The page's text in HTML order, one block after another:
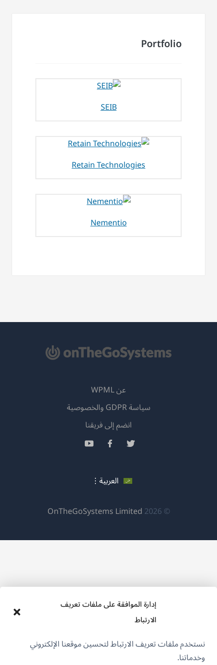
إدارة الموافقة على ملفات تعريف
الارتباط
نستخدم ملفات تعريف الارتباط لتحسين موقعنا الإلكتروني
وخدماتنا.
Portfolio
SEIB
Retain Technologies
Nementio
© 2026
OnTheGoSystems Limited
نافذة
العربية
عن WPML
سياسة GDPR والخصوصية
انضم إلى فريقنا
في
نافذة
(يفتح
جديدة)
(يفتح
جديدة)
(يفتح